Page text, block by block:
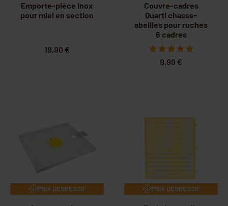
Emporte-pièce inox
pour miel en section
19,90 €
Couvre-cadres
Quarti chasse-
abeilles pour ruches
6 cadres
9,90 €
PRIX DEGRESSIF PRIX DEGRESSIF